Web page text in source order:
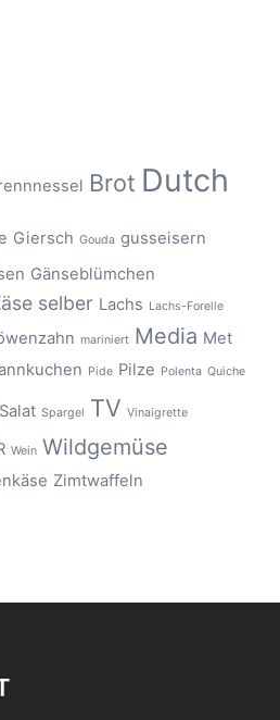
Brot Dutch
Giersch Gouda gusseisern
Gänseblümchen
selber Lachs Lachs-Forelle
mariniert Media Met
Pide Pilze Polenta Quiche
Salat Spargel TV Vinaigrette
Wein Wildgemüse
Zimtwaffeln